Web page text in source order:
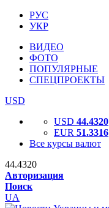
РУС
УКР
ВИДЕО
ФОТО
ПОПУЛЯРНЫЕ
СПЕЦПРОЕКТЫ
USD
USD 44.4320
EUR 51.3316
Все курсы валют
44.4320
Авторизация
Поиск
UA